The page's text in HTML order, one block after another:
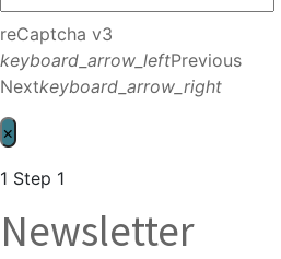
reCaptcha v3
keyboard_arrow_leftPrevious
Nextkeyboard_arrow_right
×
1 Step 1
Newsletter